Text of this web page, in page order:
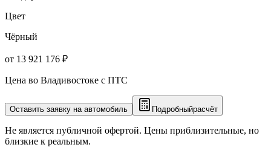
Цвет
Чёрный
от 13 921 176 ₽
Цена во Владивостоке с ПТС
Оставить заявку на автомобиль Подробныйрасчёт
Не является публичной офертой. Цены приблизительные, но
близкие к реальным.